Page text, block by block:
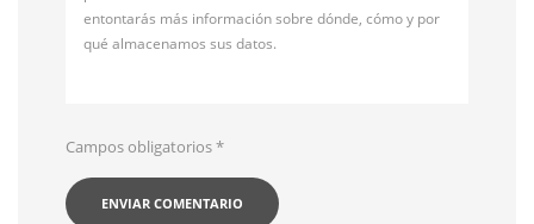
entontarás más información sobre dónde, cómo y por
qué almacenamos sus datos.
Campos obligatorios*